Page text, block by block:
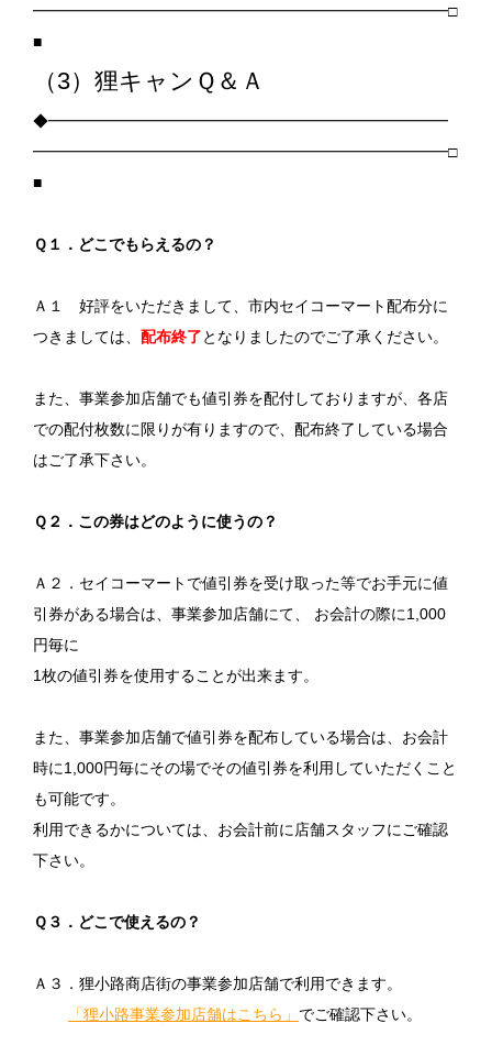
━━━━━━━━━━━━━━━━━━━━━━━━━━━□
■
（3）狸キャンＱ＆Ａ
◆━━━━━━━━━━━━━━━━━━━━━━━━━━
━━━━━━━━━━━━━━━━━━━━━━━━━━━□
■
Ｑ１．どこでもらえるの？
Ａ１ 好評をいただきまして、市内セイコーマート配布分に
つきましては、 配布終了となりましたのでご了承ください。
また、事業参加店舗でも値引券を配付しておりますが、各店
での配付枚数に限りが有りますので、配布終了している場合
はご了承下さい。
Ｑ２．この券はどのように使うの？
Ａ２．セイコーマートで値引券を受け取った等でお手元に値
引券がある場合は、事業参加店舗にて、 お会計の際に1,000
円毎に
1枚の値引券を使用することが出来ます。
また、事業参加店舗で値引券を配布している場合は、お会計
時に1,000円毎にその場でその値引券を利用していただくこと
も可能です。
利用できるかについては、お会計前に店舗スタッフにご確認
下さい。
Ｑ３．どこで使えるの？
Ａ３．狸小路商店街の事業参加店舗で利用できます。
「狸小路事業参加店舗はこちら」 でご確認下さい。